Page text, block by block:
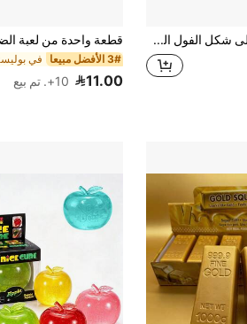
لعبة بناء على شكل الفول السوداني، ناعمة ومرنة، مناسبة للضغط والتمديد، تخفيف التوتر، لعبة حسية واقعية للطعام، إسفنجية، إسفنجية مقرمشة، إسفنجية زبدة مقرمشة، سرية، ضغط، كرة ثلجية، ألعاب إسفنجية، لعبة إسفنجية لتخفيف التوتر، إسفنجية الزلابية، ألعاب للنساء البالغات
3# الأفضل مبيعا
11.00 10+. تم بيع